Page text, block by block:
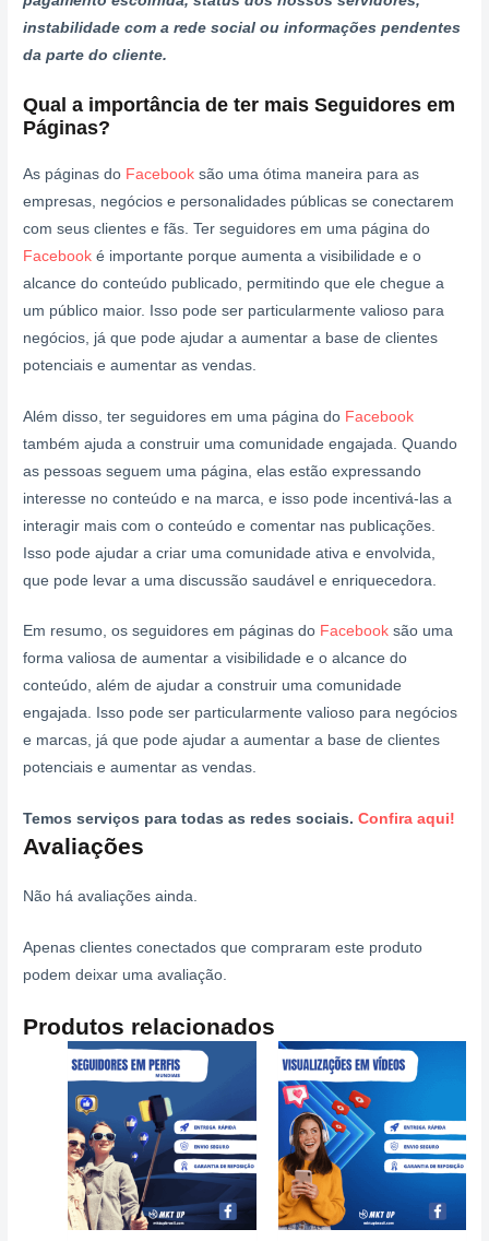
instabilidade com a rede social ou informações pendentes
da parte do cliente.
Qual a importância de ter mais Seguidores em
Páginas?
As páginas do Facebook são uma ótima maneira para as
empresas, negócios e personalidades públicas se conectarem
com seus clientes e fãs. Ter seguidores em uma página do
Facebook é importante porque aumenta a visibilidade e o
alcance do conteúdo publicado, permitindo que ele chegue a
um público maior. Isso pode ser particularmente valioso para
negócios, já que pode ajudar a aumentar a base de clientes
potenciais e aumentar as vendas.
Além disso, ter seguidores em uma página do Facebook
também ajuda a construir uma comunidade engajada. Quando
as pessoas seguem uma página, elas estão expressando
interesse no conteúdo e na marca, e isso pode incentivá-las a
interagir mais com o conteúdo e comentar nas publicações.
Isso pode ajudar a criar uma comunidade ativa e envolvida,
que pode levar a uma discussão saudável e enriquecedora.
Em resumo, os seguidores em páginas do Facebook são uma
forma valiosa de aumentar a visibilidade e o alcance do
conteúdo, além de ajudar a construir uma comunidade
engajada. Isso pode ser particularmente valioso para negócios
e marcas, já que pode ajudar a aumentar a base de clientes
potenciais e aumentar as vendas.
Temos serviços para todas as redes sociais.Confira aqui!
Avaliações
Não há avaliações ainda.
Apenas clientes conectados que compraram este produto
podem deixar uma avaliação.
Produtos relacionados